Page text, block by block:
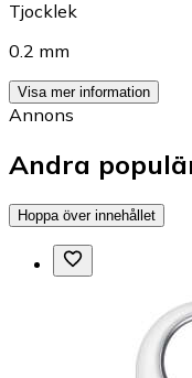
Tjocklek
0.2 mm
Visa mer information
Annons
Andra
Hoppa över innehållet